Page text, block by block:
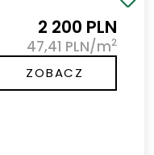
2 200 PLN
47,41 PLN/m2
ZOBACZ